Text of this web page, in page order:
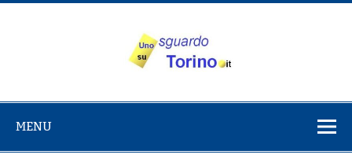
Salta
su Torino
MENU